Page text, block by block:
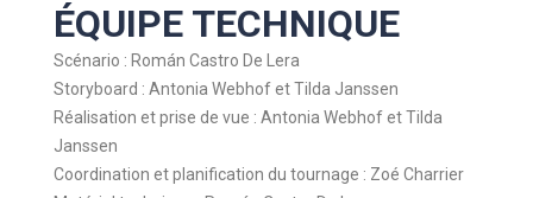
ÉQUIPE TECHNIQUE
Scénario : Román Castro De Lera
Storyboard : Antonia Webhof et Tilda Janssen
Réalisation et prise de vue : Antonia Webhof et Tilda
Janssen
Coordination et planification du tournage : Zoé Charrier